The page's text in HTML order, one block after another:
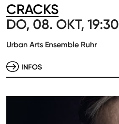
CRACKS
DO, 08. OKT, 19:30
Urban Arts Ensemble Ruhr
INFOS